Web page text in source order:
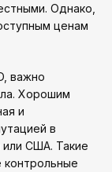
Однако,
ценам
важно
Хорошим
и
в
или США. Такие